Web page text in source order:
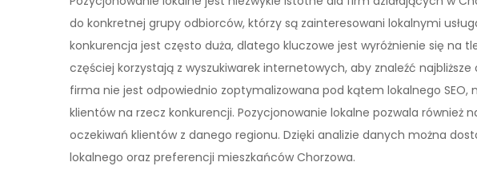
do konkretnej grupy odbiorców, którzy są zainteresowani lokalnymi
konkurencja jest często duża, dlatego kluczowe jest wyróżnienie się na
częściej korzystają z wyszukiwarek internetowych, aby znaleźć najbliższe
firma nie jest odpowiednio zoptymalizowana pod kątem lokalnego
klientów na rzecz konkurencji. Pozycjonowanie lokalne pozwala również
oczekiwań klientów z danego regionu. Dzięki analizie danych można
lokalnego oraz preferencji mieszkańców Chorzowa.